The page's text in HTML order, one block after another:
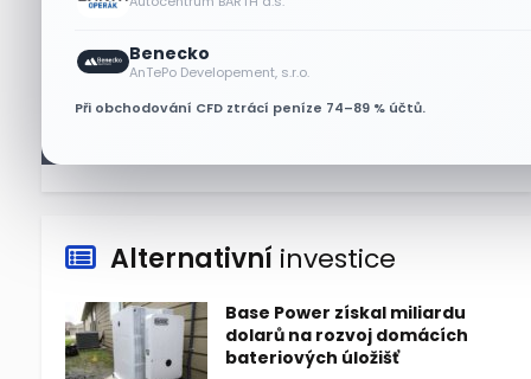
Benecko
AnTePo Developement, s.r.o.
Při obchodování CFD ztrácí peníze 74–89 % účtů.
Walmart a Eli Lilly?
4 SRPNA, 2026
Alternativní investice
Base Power získal miliardu
dolarů na rozvoj domácích
bateriových úložišť